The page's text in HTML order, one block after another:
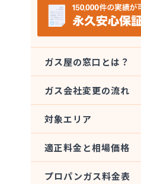
ガス屋の窓口とは？
ガス会社変更の流れ
対象エリア
適正料金と相場価格
プロパンガス料金表